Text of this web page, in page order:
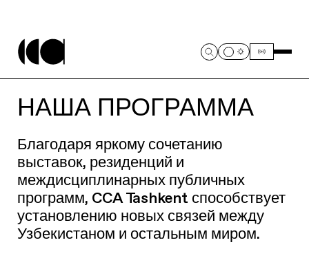
НАША ПРОГРАММА
Благодаря яркому сочетанию
выставок, резиденций и
междисциплинарных публичных
программ, CCA Tashkent способствует
установлению новых связей между
Узбекистаном и остальным миром.